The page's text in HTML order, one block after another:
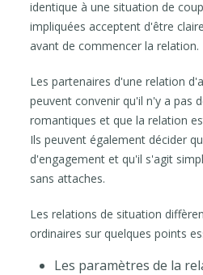
identique à une situation de
impliquées acceptent d'être
avant de commencer la relation.
Les partenaires d'une relation
peuvent convenir qu'il n'y a pas
romantiques et que la relation
Ils peuvent également décider
d'engagement et qu'il s'agit
sans attaches.
Les relations de situation
ordinaires sur quelques points
Les paramètres de la